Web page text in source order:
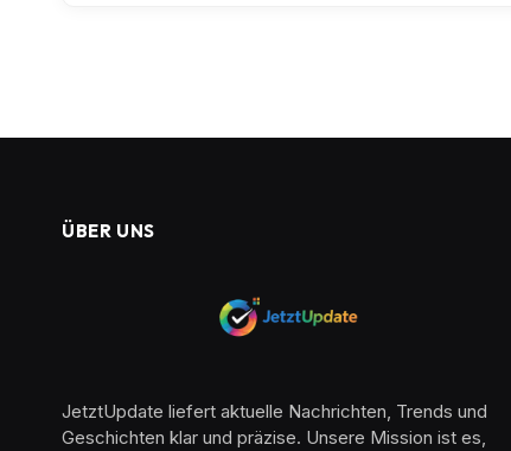
ÜBER UNS
JetztUpdate liefert aktuelle Nachrichten, Trends und
Geschichten klar und präzise. Unsere Mission ist es,